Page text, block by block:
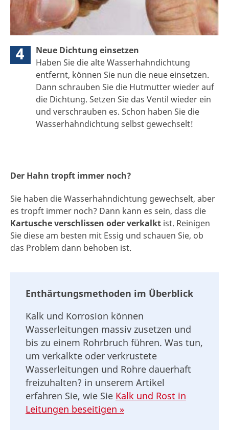
4
Neue Dichtung einsetzen
Haben Sie die alte Wasserhahndichtung
entfernt, können Sie nun die neue einsetzen.
Dann schrauben Sie die Hutmutter wieder auf
die Dichtung. Setzen Sie das Ventil wieder ein
und verschrauben es. Schon haben Sie die
Wasserhahndichtung selbst gewechselt!
Der Hahn tropft immer noch?
Sie haben die Wasserhahndichtung gewechselt, aber
es tropft immer noch? Dann kann es sein, dass die
Kartusche verschlissen oder verkalkt ist. Reinigen
Sie diese am besten mit Essig und schauen Sie, ob
das Problem dann behoben ist.
Enthärtungsmethoden im Überblick
Kalk und Korrosion können
Wasserleitungen massiv zusetzen und
bis zu einem Rohrbruch führen. Was tun,
um verkalkte oder verkrustete
Wasserleitungen und Rohre dauerhaft
freizuhalten? in unserem Artikel
erfahren Sie, wie Sie Kalk und Rost in
Leitungen beseitigen »